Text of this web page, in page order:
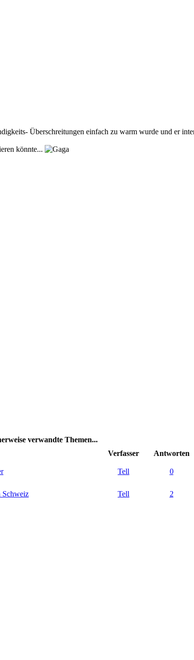
Überschreitungen einfach zu warm wurde und er
könnte...
verwandte Themen...
Verfasser Antworten
Tell 0
Schweiz Tell 2